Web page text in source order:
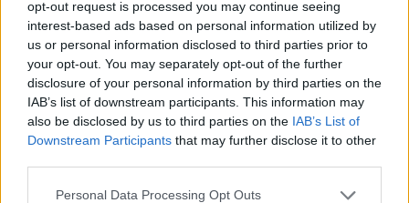
opt-out request is processed you may continue seeing
interest-based ads based on personal information utilized by
us or personal information disclosed to third parties prior to
your opt-out. You may separately opt-out of the further
disclosure of your personal information by third parties on the
IAB’s list of downstream participants. This information may
also be disclosed by us to third parties on the IAB’s List of
Downstream Participants that may further disclose it to other
Personal Data Processing Opt Outs
09:35
Γαμήλιος τουρισμός: Στην Κρήτη από όλες τις ηπείρους,
για τον γάμο των ονείρων τους!
Κασσάνοι: Όλα έτοιμα για την Γιορτή Κρεμμυδιού
09:24
Επιστρέφει το Φεστιβάλ Μουσικής Δωματίου Χανίων